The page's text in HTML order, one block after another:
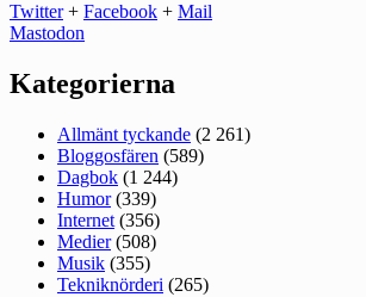
Twitter+ Facebook + Mail
Mastodon
Kategorierna
Allmänt tyckande (2 261)
Bloggosfären (589)
Dagbok (1 244)
Humor(339)
Internet (356)
Medier(508)
Musik (355)
Tekniknörderi (265)